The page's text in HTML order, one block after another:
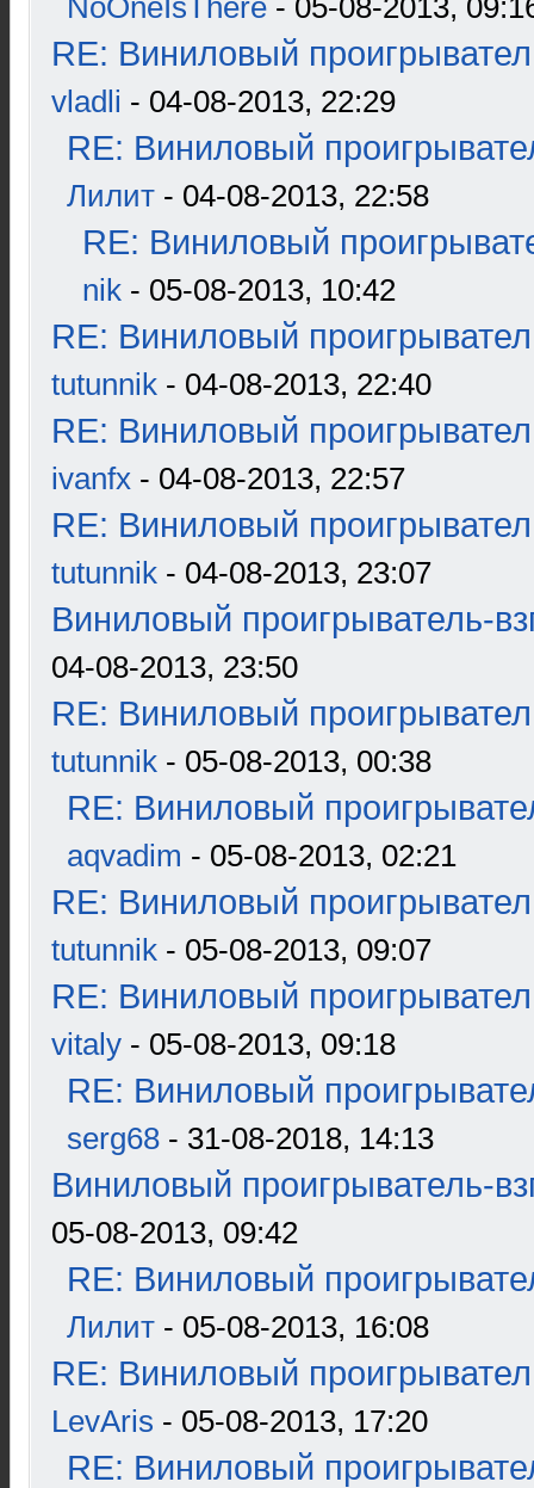
NoOneIsThere - 05-08-2013,
RE: Виниловый
vladli - 04-08-2013, 22:29
RE: Виниловый
Лилит - 04-08-2013, 22:58
RE: Виниловый
nik - 05-08-2013, 10:42
RE: Виниловый
tutunnik - 04-08-2013, 22:40
RE: Виниловый
ivanfx - 04-08-2013, 22:57
RE: Виниловый
tutunnik - 04-08-2013, 23:07
Виниловый проигрыватель-
04-08-2013, 23:50
RE: Виниловый
tutunnik - 05-08-2013, 00:38
RE: Виниловый
aqvadim - 05-08-2013, 02:21
RE: Виниловый
tutunnik - 05-08-2013, 09:07
RE: Виниловый
vitaly - 05-08-2013, 09:18
RE: Виниловый
serg68 - 31-08-2018, 14:13
Виниловый проигрыватель-
05-08-2013, 09:42
RE: Виниловый
Лилит - 05-08-2013, 16:08
RE: Виниловый
LevAris - 05-08-2013, 17:20
RE: Виниловый